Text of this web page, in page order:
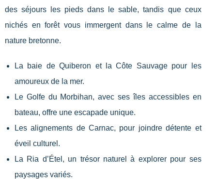
des séjours les pieds dans le sable, tandis que ceux
nichés en forêt vous immergent dans le calme de la
nature bretonne.
La baie de Quiberon et la Côte Sauvage pour les
amoureux de la mer.
Le Golfe du Morbihan, avec ses îles accessibles en
bateau, offre une escapade unique.
Les alignements de Carnac, pour joindre détente et
éveil culturel.
La Ria d’Étel, un trésor naturel à explorer pour ses
paysages variés.